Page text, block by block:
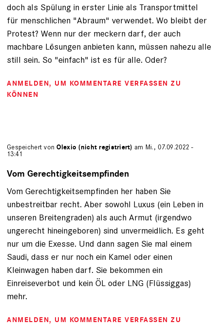
doch als Spülung in erster Linie als Transportmittel
für menschlichen "Abraum" verwendet. Wo bleibt der
Protest? Wenn nur der meckern darf, der auch
machbare Lösungen anbieten kann, müssen nahezu alle
still sein. So "einfach" ist es für alle. Oder?
ANMELDEN, UM KOMMENTARE VERFASSEN ZU
KÖNNEN
Gespeichert vonOlexio (nicht registriert) am Mi., 07.09.2022 -
13:41
Vom Gerechtigkeitsempfinden
Vom Gerechtigkeitsempfinden her haben Sie
unbestreitbar recht. Aber sowohl Luxus (ein Leben in
unseren Breitengraden) als auch Armut (irgendwo
ungerecht hineingeboren) sind unvermeidlich. Es geht
nur um die Exesse. Und dann sagen Sie mal einem
Saudi, dass er nur noch ein Kamel oder einen
Kleinwagen haben darf. Sie bekommen ein
Einreiseverbot und kein ÖL oder LNG (Flüssiggas)
mehr.
ANMELDEN, UM KOMMENTARE VERFASSEN ZU